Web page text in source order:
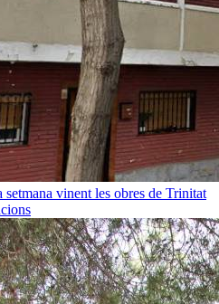
vinent les obres de Trinitat